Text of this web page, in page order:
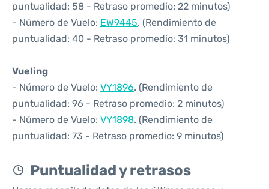
puntualidad: 58 - Retraso promedio: 22 minutos)
- Número de Vuelo: EW9445. (Rendimiento de
puntualidad: 40 - Retraso promedio: 31 minutos)
Vueling
- Número de Vuelo: VY1896. (Rendimiento de
puntualidad: 96 - Retraso promedio: 2 minutos)
- Número de Vuelo: VY1898. (Rendimiento de
puntualidad: 73 - Retraso promedio: 9 minutos)
Puntualidad y retrasos